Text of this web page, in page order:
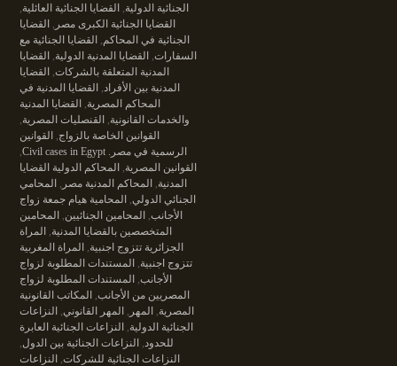
الجنائية الدولية, القضايا الجنائية العائلية,
القضايا الجنائية الكبرى مصر , القضايا
الجنائية في المحاكم, القضايا الجنائية مع
السفارات, القضايا المدنية الدولية, القضايا
المدنية المتعلقة بالشركات, القضايا
المدنية بين الأفراد, القضايا المدنية في
المحاكم المصرية, القضايا المدنية
والخدمات القانونية, القنصليات المصرية,
القوانين الخاصة بالزواج, القوانين
الرسمية في مصر. Civil cases in Egypt
,
القوانين المصرية, المحاكم الدولية القضايا
المدنية, المحاكم المدنية مصر , المحامي
الجنائي الدولي, المحامية هيام جمعة زواج
الأجانب, المحامين الجنائيين, المحامين
المتخصصين بالقضايا المدنية, المراة
الجزائرية تتزوج اجنبية, المراة المغربية
تتزوج اجنبية, المستندات المطلوبة لزواج
الأجانب, المستندات المطلوبة لزواج
المصريين من الأجانب, المكاتب القانونية
المصرية, المهر , المهر القانوني, النزاعات
الجنائية الدولية, النزاعات الجنائية العابرة
للحدود, النزاعات الجنائية بين الدول,
النزاعات الجنائية للشركات, النزاعات